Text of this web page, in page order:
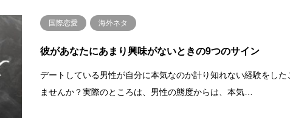
国際恋愛 海外ネタ
彼があなたにあまり興味がないときの9つのサイン
デートしている男性が自分に本気なのか計り知れない経験をした
ませんか？実際のところは、男性の態度からは、本気…